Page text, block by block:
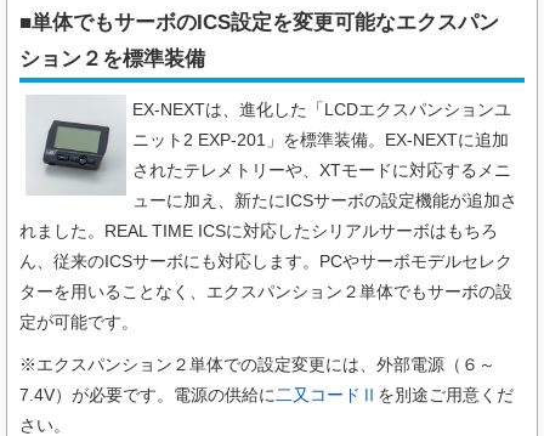
■単体でもサーボのICS設定を変更可能なエクスパン
ション２​を標準装備
EX-NEXTは、進化した「LCDエクスパンションユ
ニット2 EXP-201」を標準装備。EX-NEXTに追加
されたテレメトリーや、XTモードに対応するメニ
ューに加え、新たにICSサーボの設定機能が追加さ
れました。REAL TIME ICSに対応したシリアルサーボはもちろ
ん、従来のICSサーボにも対応します。PCやサーボモデルセレク
ターを用いることなく、エクスパンション２単体でもサーボの設
定が可能です。
※エクスパンション２単体での設定変更には、外部電源（６～
7.4V）が必要です。 電源の供給に 二又コードⅡ を別途ご用意くだ
さい。